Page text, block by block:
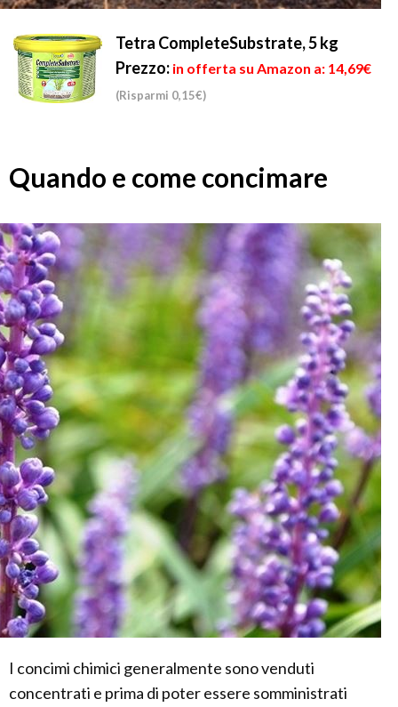
Tetra CompleteSubstrate, 5 kg
Prezzo: in offerta su Amazon a: 14,69€
(Risparmi 0,15€)
Quando e come concimare
I concimi chimici generalmente sono venduti
concentrati e prima di poter essere somministrati